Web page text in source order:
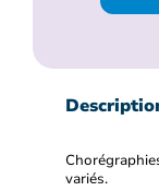
variés.